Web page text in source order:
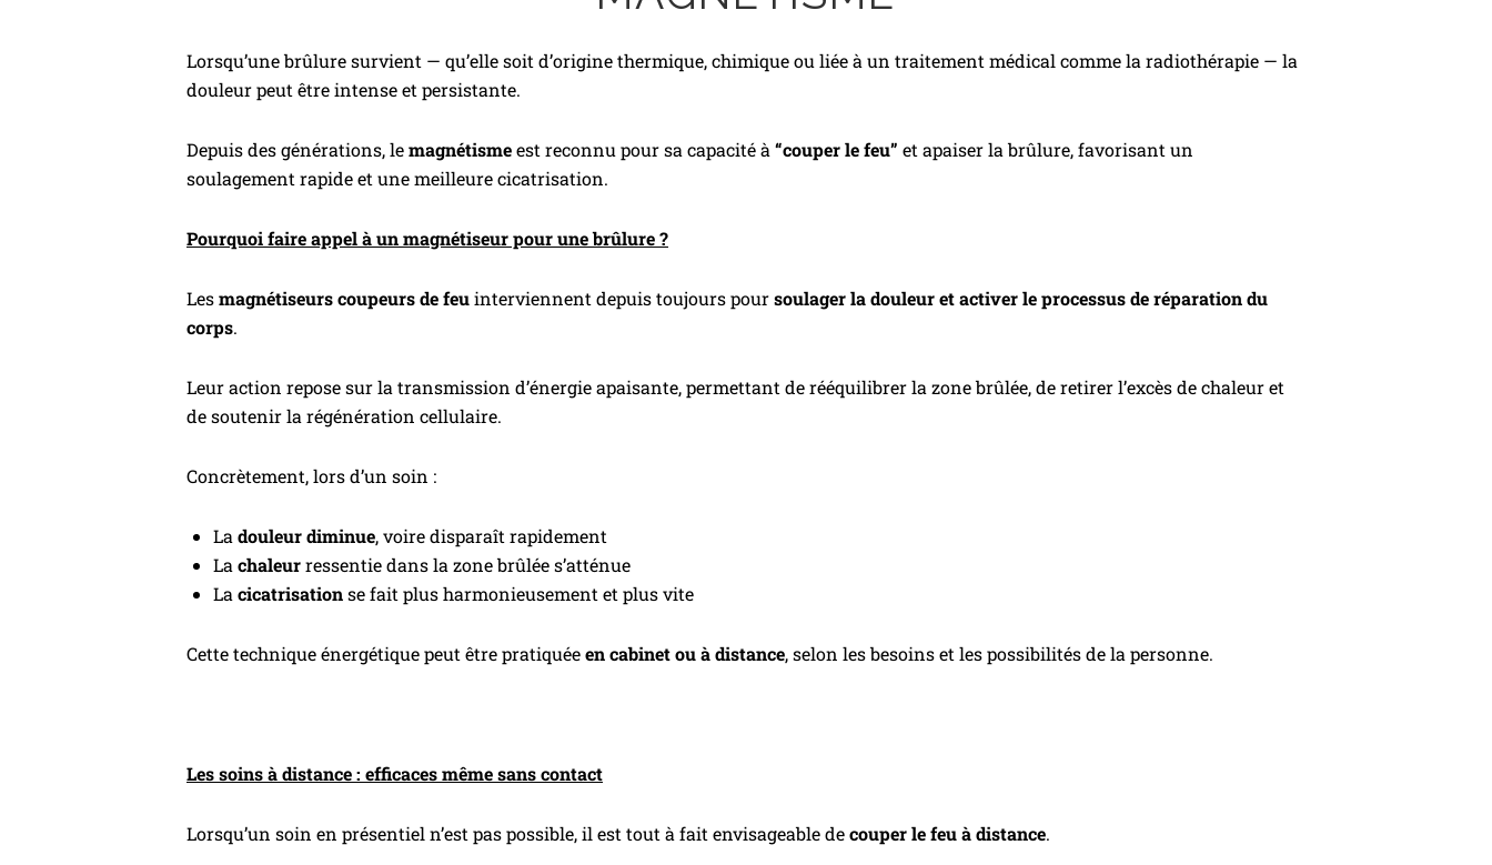
Lorsqu’une brûlure survient — qu’elle soit d’origine thermique, chimique ou liée à un traitement médical comme la radiothérapie — la
douleur peut être intense et persistante.
Depuis des générations, lemagnétismeest reconnu pour sa capacité à “couper le feu” et apaiser la brûlure, favorisant un
soulagement rapide et une meilleure cicatrisation.
Pourquoi faire appel à un magnétiseur pour une brûlure ?
Lesmagnétiseurs coupeurs de feuinterviennent depuis toujours poursoulager la douleur et activer le processus de réparation du
corps.
Leur action repose sur la transmission d’énergie apaisante, permettant de rééquilibrer la zone brûlée, de retirer l’excès de chaleur et
de soutenir la régénération cellulaire.
Concrètement, lors d’un soin :
La douleur diminue, voire disparaît rapidement
La chaleurressentie dans la zone brûlée s’atténue
La cicatrisationse fait plus harmonieusement et plus vite
Cette technique énergétique peut être pratiquéeen cabinet ou à distance, selon les besoins et les possibilités de la personne.
Les soins à distance : efficaces même sans contact
Lorsqu’un soin en présentiel n’est pas possible, il est tout à fait envisageable decouper le feu à distance.